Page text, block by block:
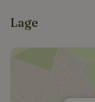
Lage